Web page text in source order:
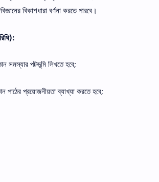
বিকাশধারা বর্ণনা করতে পারবে।
সমস্যার পটভূমি লিখতে হবে;
পাঠের প্রয়োজনীয়তা ব্যাখ্যা করতে হবে;